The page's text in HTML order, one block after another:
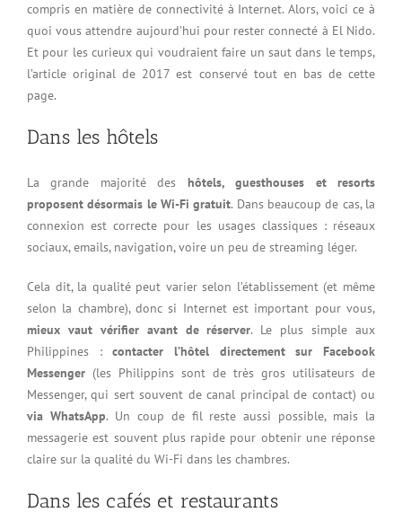
compris en matière de connectivité à Internet. Alors, voici ce à
quoi vous attendre aujourd’hui pour rester connecté à El Nido.
Et pour les curieux qui voudraient faire un saut dans le temps,
l’article original de 2017 est conservé tout en bas de cette
page.
Dans les hôtels
La grande majorité des hôtels, guesthouses et resorts
proposent désormais le Wi-Fi gratuit. Dans beaucoup de cas, la
connexion est correcte pour les usages classiques : réseaux
sociaux, emails, navigation, voire un peu de streaming léger.
Cela dit, la qualité peut varier selon l’établissement (et même
selon la chambre), donc si Internet est important pour vous,
mieux vaut vérifier avant de réserver. Le plus simple aux
Philippines :contacter l’hôtel directement sur Facebook
Messenger (les Philippins sont de très gros utilisateurs de
Messenger, qui sert souvent de canal principal de contact) ou
via WhatsApp. Un coup de fil reste aussi possible, mais la
messagerie est souvent plus rapide pour obtenir une réponse
claire sur la qualité du Wi-Fi dans les chambres.
Dans les cafés et restaurants